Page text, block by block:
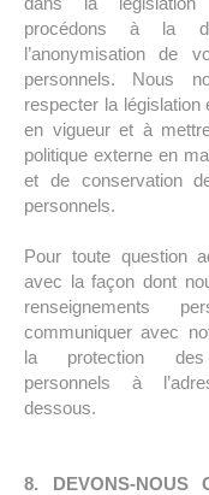
procédons à la
l’anonymisation de
personnels. Nous
respecter la législation
en vigueur et à
politique externe en
et de conservation
personnels.
Pour toute question
avec la façon dont
renseignements
communiquer avec
la protection des
personnels à
dessous.
8. DEVONS-NOUS